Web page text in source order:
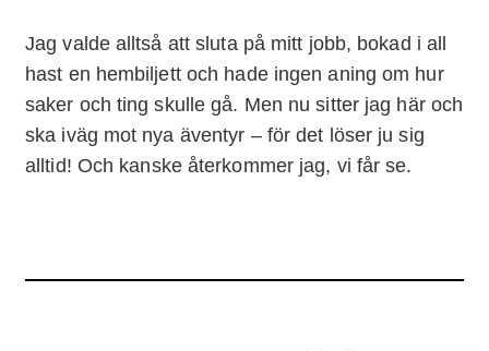
Jag valde alltså att sluta på mitt jobb, bokad i all
hast en hembiljett och hade ingen aning om hur
saker och ting skulle gå. Men nu sitter jag här och
ska iväg mot nya äventyr – för det löser ju sig
alltid! Och kanske återkommer jag, vi får se.